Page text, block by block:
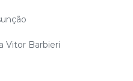
Vitor Barbieri